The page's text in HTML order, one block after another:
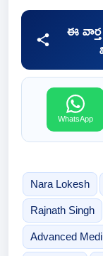
ఈ
WhatsApp
Nara Lokesh
Rajnath Singh
Advanced